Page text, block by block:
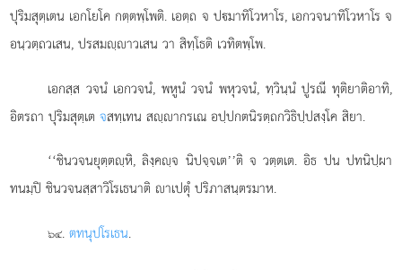
ปุริมสุตฺเตน เอกโยโค กตฺตพฺโพติ. เอตฺถ จ ปมาทิโวหาโร, เอกวจนาทิโวหาโร จ
อนฺวตฺถวเสน, ปรสมฺาวเสน วา สิทฺโธติ เวทิตพฺโพ.
เอกสฺส วจนํ เอกวจนํ, พหูนํ วจนํ พหุวจนํ, ทฺวินฺนํ ปูรณี ทุติยาติอาทิ,
อิตรถา ปุริมสุตฺเตจสทฺเทน สฺากรเณ อปฺปกตนิรตฺถกวิธิปฺปสงฺโค สิยา.
‘‘ชินวจนยุตฺตฺหิ, ลิงฺคฺจ นิปจฺจเต’’ติ จ วตฺตเต. อิธ ปน ปทนิปฺผา
ทนมฺปิ ชินวจนสฺสาวิโรเธนาติ าเปตุํ ปริภาสนฺตรมาห.
๖๔.ตทนุปโรเธน.